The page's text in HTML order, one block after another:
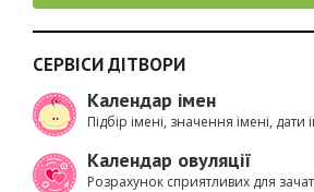
СЕРВІСИ ДІТВОРИ
Календар імен
Підбір імені, значення імені, дати
Календар овуляції
Розрахунок сприятливих для